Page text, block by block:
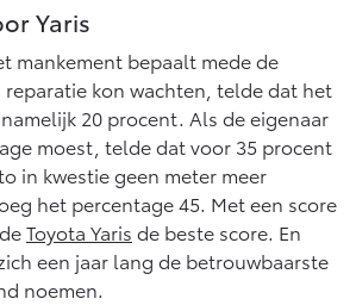
Vanaf € 49.995,-
bZ4X Touring
Yaris
mankement bepaalt mede de
kon wachten, telde dat het
20 procent. Als de eigenaar
moest, telde dat voor 35 procent
in kwestie geen meter meer
het percentage 45. Met een score
Toyota Yaris de beste score. En
een jaar lang de betrouwbaarste
noemen.